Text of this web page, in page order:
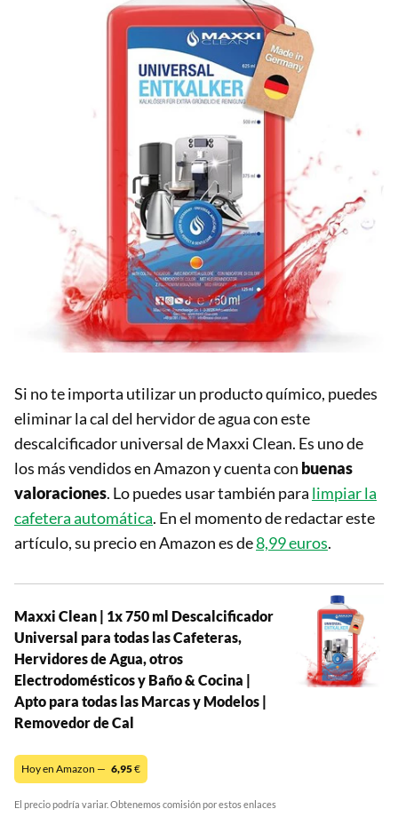
Si no te importa utilizar un producto químico, puedes
eliminar la cal del hervidor de agua con este
descalcificador universal de Maxxi Clean. Es uno de
los más vendidos en Amazon y cuenta con buenas
valoraciones. Lo puedes usar también para limpiar la
cafetera automática. En el momento de redactar este
artículo, su precio en Amazon es de8,99 euros.
Maxxi Clean | 1x 750 ml Descalcificador
Universal para todas las Cafeteras,
Hervidores de Agua, otros
Electrodomésticos y Baño & Cocina |
Apto para todas las Marcas y Modelos |
Removedor de Cal
Hoy en Amazon — 6,95€
El precio podría variar. Obtenemos comisión por estos enlaces